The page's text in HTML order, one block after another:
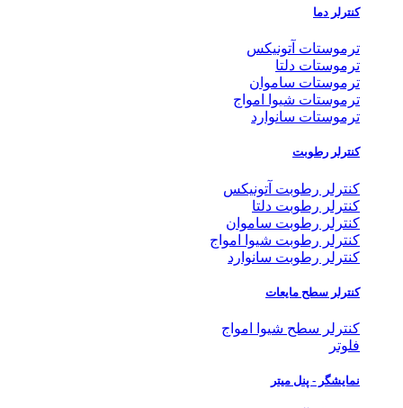
کنترلر دما
ترموستات آتونیکس
ترموستات دلتا
ترموستات ساموان
ترموستات شیوا امواج
ترموستات سانوارد
کنترلر رطوبت
کنترلر رطوبت آتونیکس
کنترلر رطوبت دلتا
کنترلر رطوبت ساموان
کنترلر رطوبت شیوا امواج
کنترلر رطوبت سانوارد
کنترلر سطح مایعات
کنترلر سطح شیوا امواج
فلوتر
نمایشگر - پنل میتر